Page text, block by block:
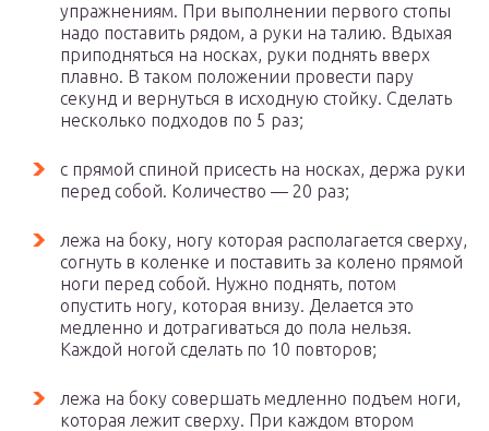
упражнениям. При выполнении первого стопы
надо поставить рядом, а руки на талию. Вдыхая
приподняться на носках, руки поднять вверх
плавно. В таком положении провести пару
секунд и вернуться в исходную стойку. Сделать
несколько подходов по 5 раз;
с прямой спиной присесть на носках, держа руки
перед собой. Количество — 20 раз;
лежа на боку, ногу которая располагается сверху,
согнуть в коленке и поставить за колено прямой
ноги перед собой. Нужно поднять, потом
опустить ногу, которая внизу. Делается это
медленно и дотрагиваться до пола нельзя.
Каждой ногой сделать по 10 повторов;
лежа на боку совершать медленно подъем ноги,
которая лежит сверху. При каждом втором